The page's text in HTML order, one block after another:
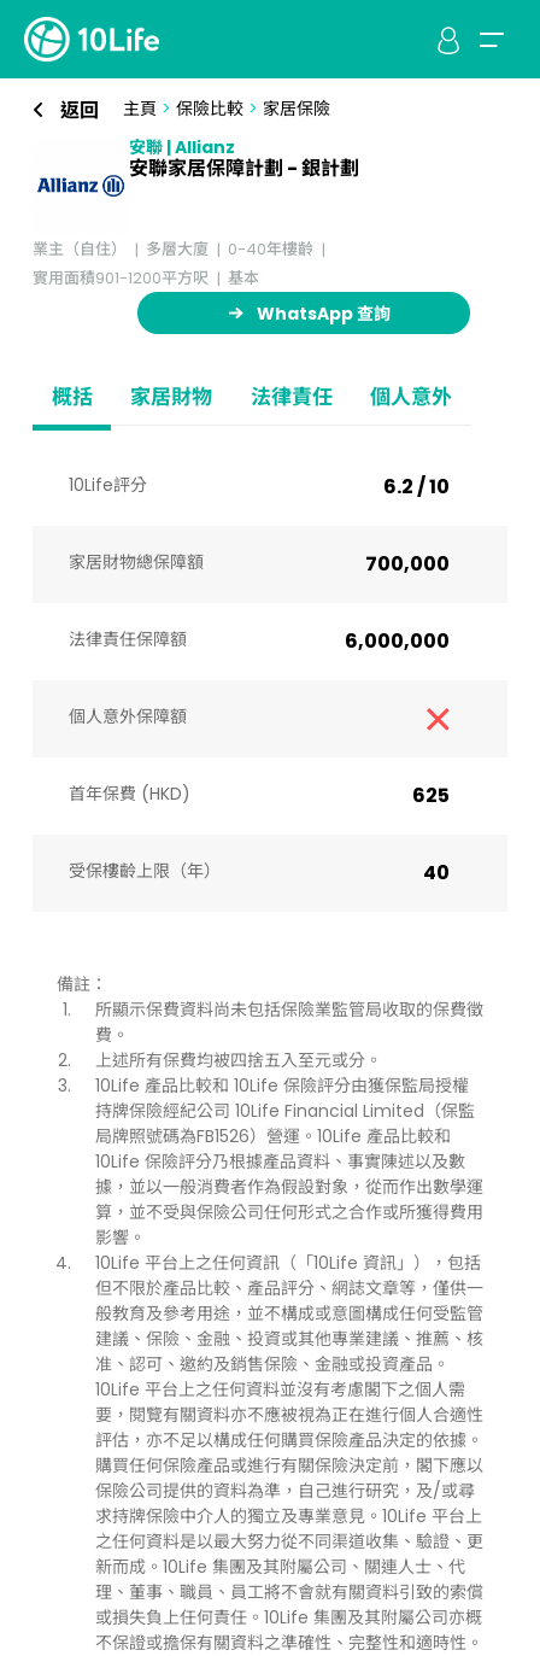
返回 主頁 > 保險比較> 家居保險
安聯 | Allianz
安聯家居保障計劃 - 銀計劃
業主（自住） 多層大廈
0-40年樓齡
實用面積901-1200平方呎
基本
WhatsApp 查詢
概括 家居財物 法律責任 個人意外
10Life評分 6.2 / 10
家居財物總保障額 700,000
法律責任保障額 6,000,000
個人意外保障額
首年保費 (HKD) 625
受保樓齡上限（年）​ 40
備註：
所顯示保費資料尚未包括保險業監管局收取的保費徵
費。
上述所有保費均被四捨五入至元或分。
10Life 產品比較和 10Life 保險評分由獲保監局授權
持牌保險經紀公司 10Life Financial Limited（保監
局牌照號碼為FB1526）營運。10Life 產品比較和
10Life 保險評分乃根據產品資料、事實陳述以及數
據，並以一般消費者作為假設對象，從而作出數學運
算，並不受與保險公司任何形式之合作或所獲得費用
影響。
10Life 平台上之任何資訊（「10Life 資訊」），包括
但不限於產品比較、產品評分、網誌文章等，僅供一
般教育及參考用途，並不構成或意圖構成任何受監管
建議、保險、金融、投資或其他專業建議、推薦、核
准、認可、邀約及銷售保險、金融或投資產品。
10Life 平台上之任何資料並沒有考慮閣下之個人需
要，閱覽有關資料亦不應被視為正在進行個人合適性
評估，亦不足以構成任何購買保險產品決定的依據。
購買任何保險產品或進行有關保險決定前，閣下應以
保險公司提供的資料為準，自己進行研究，及/或尋
求持牌保險中介人的獨立及專業意見。10Life 平台上
之任何資料是以最大努力從不同渠道收集、驗證、更
新而成。10Life 集團及其附屬公司、關連人士、代
理、董事、職員、員工將不會就有關資料引致的索償
或損失負上任何責任。10Life 集團及其附屬公司亦概
不保證或擔保有關資料之準確性、完整性和適時性。